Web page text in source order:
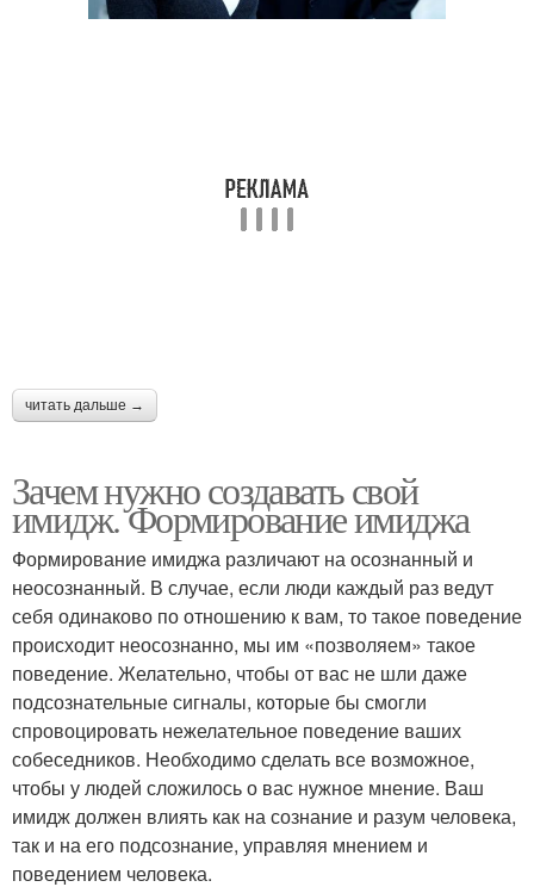
читать дальше →
Зачем нужно создавать свой
имидж. Формирование имиджа
Формирование имиджа различают на осознанный и
неосознанный. В случае, если люди каждый раз ведут
себя одинаково по отношению к вам, то такое поведение
происходит неосознанно, мы им «позволяем» такое
поведение. Желательно, чтобы от вас не шли даже
подсознательные сигналы, которые бы смогли
спровоцировать нежелательное поведение ваших
собеседников. Необходимо сделать все возможное,
чтобы у людей сложилось о вас нужное мнение. Ваш
имидж должен влиять как на сознание и разум человека,
так и на его подсознание, управляя мнением и
поведением человека.